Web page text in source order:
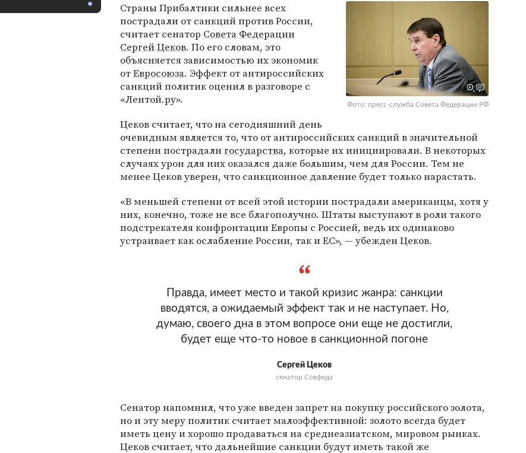
Фото: пресс-служба Совета Федерации РФ
Страны Прибалтики сильнее всех
пострадали от санкций против России,
считает сенатор Совета Федерации
Сергей Цеков. По его словам, это
объясняется зависимостью их экономик
отЕвросоюза. Эффект от антироссийских
санкций политик оценил в разговоре с
«Лентой.ру».
Цеков считает, что на сегодняшний день
очевидным является то, что от антироссийских санкций в значительной
степени пострадалигосударства, которые их инициировали. В некоторых
случаях урон для них оказался даже большим, чем для России. Тем не
менее Цеков уверен, что санкционное давление будет только нарастать.
«В меньшей степени от всей этой истории пострадали американцы, хотя у
них, конечно, тоже не все благополучно. Штаты выступают в роли такого
подстрекателя конфронтации Европы с Россией, ведь их одинаково
устраивает как ослабление России, так и ЕС», — убежден Цеков.
Правда, имеет место и такой кризис жанра: санкции
вводятся, а ожидаемый эффект так и не наступает. Но,
думаю, своего дна в этом вопросе они еще не достигли,
будет еще что-то новое в санкционной погоне
Сергей Цеков
сенатор Совфеда
Сенатор напомнил, что уже введен запрет на покупку российского золота,
но и эту меру политик считает малоэффективной: золото всегда будет
иметь цену и хорошо продаваться на среднеазиатском, мировом рынках.
Цеков считает, что дальнейшие санкции будут иметь такой же